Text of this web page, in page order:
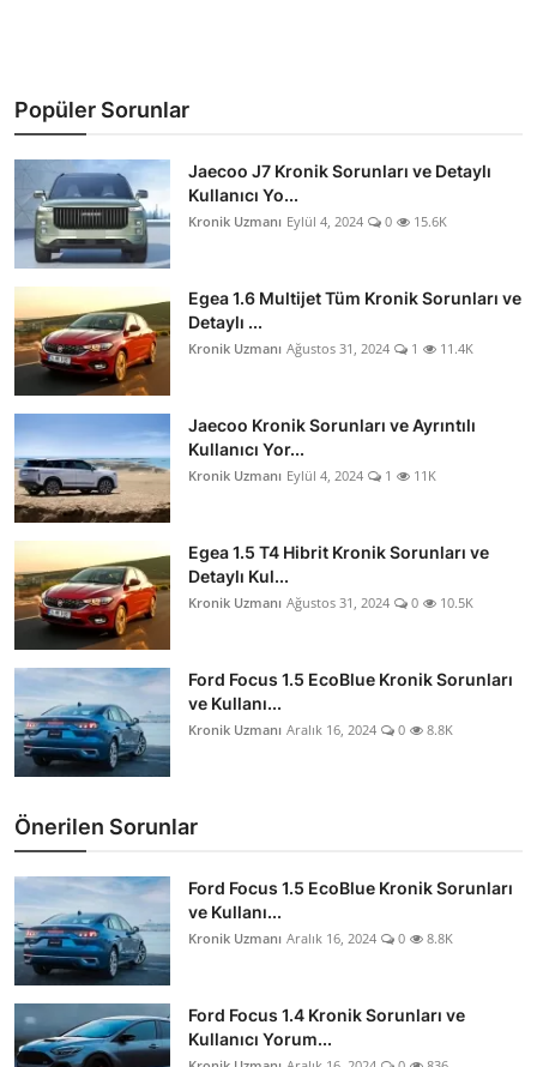
Popüler Sorunlar
Jaecoo J7 Kronik Sorunları ve Detaylı
Kullanıcı Yo...
Kronik Uzmanı Eylül 4, 2024 0 15.6K
Egea 1.6 Multijet Tüm Kronik Sorunları ve
Detaylı ...
Kronik Uzmanı Ağustos 31, 2024 1 11.4K
Jaecoo Kronik Sorunları ve Ayrıntılı
Kullanıcı Yor...
Kronik Uzmanı Eylül 4, 2024 1 11K
Egea 1.5 T4 Hibrit Kronik Sorunları ve
Detaylı Kul...
Kronik Uzmanı Ağustos 31, 2024 0 10.5K
Ford Focus 1.5 EcoBlue Kronik Sorunları
ve Kullanı...
Kronik Uzmanı Aralık 16, 2024 0 8.8K
Önerilen Sorunlar
Ford Focus 1.5 EcoBlue Kronik Sorunları
ve Kullanı...
Kronik Uzmanı Aralık 16, 2024 0 8.8K
Ford Focus 1.4 Kronik Sorunları ve
Kullanıcı Yorum...